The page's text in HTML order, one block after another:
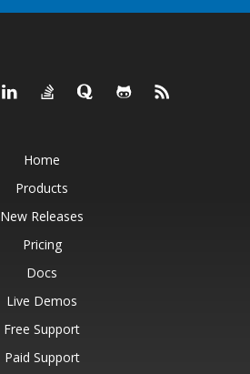
Home
Products
New Releases
Pricing
Docs
Live Demos
Free Support
Paid Support